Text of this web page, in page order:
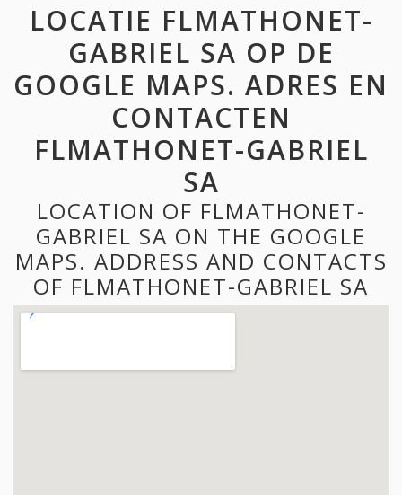
LOCATIE FLMATHONET-
GABRIEL SA OP DE
GOOGLE MAPS. ADRES EN
CONTACTEN
FLMATHONET-GABRIEL
SA
LOCATION OF FLMATHONET-
GABRIEL SA ON THE GOOGLE
MAPS. ADDRESS AND CONTACTS
OF FLMATHONET-GABRIEL SA